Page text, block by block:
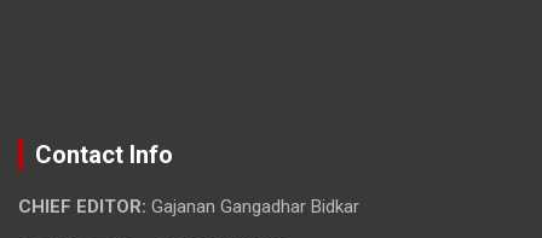
Contact Info
CHIEF EDITOR: Gajanan Gangadhar Bidkar